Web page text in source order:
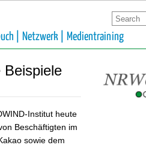
| Netzwerk | Medientraining
Beispiele
Institut heute
Beschäftigten im
sowie dem